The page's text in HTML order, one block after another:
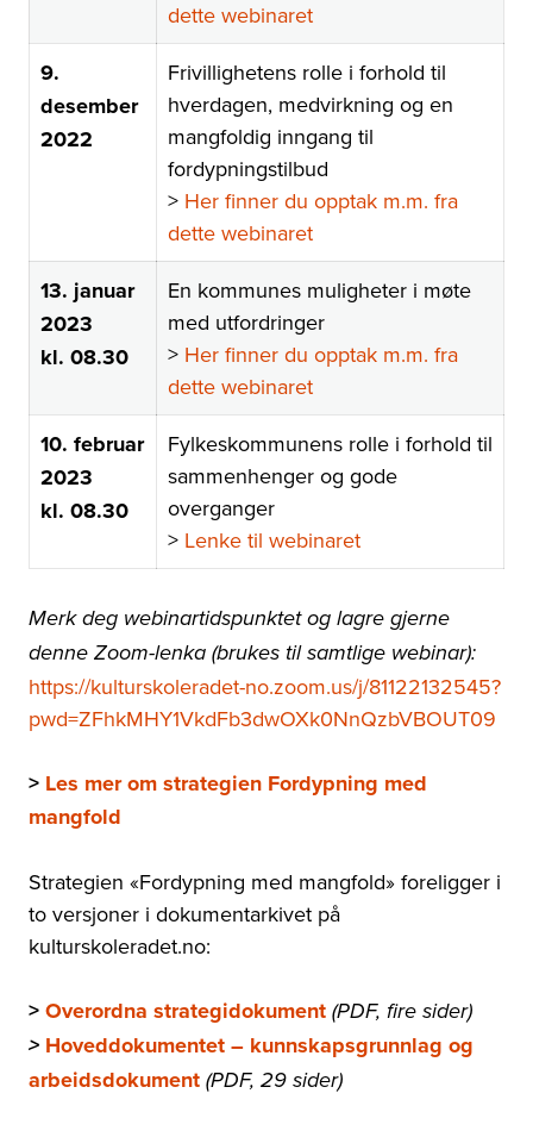
dette webinaret
9.
desember
2022
Frivillighetens rolle i forhold til
hverdagen, medvirkning og en
mangfoldig inngang til
fordypningstilbud
> Her finner du opptak m.m. fra
dette webinaret
13. januar
2023
kl. 08.30
En kommunes muligheter i møte
med utfordringer
> Her finner du opptak m.m. fra
dette webinaret
10. februar
2023
kl. 08.30
Fylkeskommunens rolle i forhold til
sammenhenger og gode
overganger
> Lenke til webinaret
Merk deg webinartidspunktet og lagre gjerne
denne Zoom-lenka (brukes til samtlige webinar):
https://kulturskoleradet-no.zoom.us/j/81122132545?
pwd=ZFhkMHY1VkdFb3dwOXk0NnQzbVBOUT09
> Les mer om strategien Fordypning med
mangfold
Strategien «Fordypning med mangfold» foreligger i
to versjoner i dokumentarkivet på
kulturskoleradet.no:
>Overordna strategidokument (PDF, fire sider)
> Hoveddokumentet – kunnskapsgrunnlag og
arbeidsdokument (PDF, 29 sider)